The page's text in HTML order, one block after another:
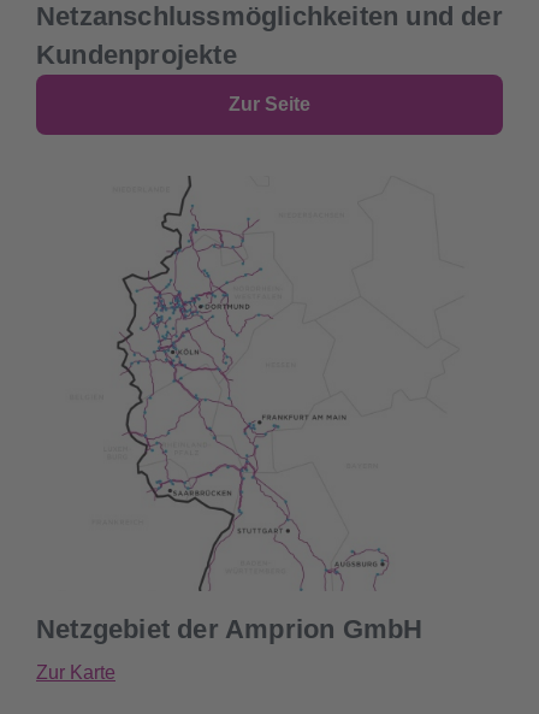
Netzanschlussmöglichkeiten und der
Kundenprojekte
Zur Seite
Netzgebiet der Amprion GmbH
Zur Karte